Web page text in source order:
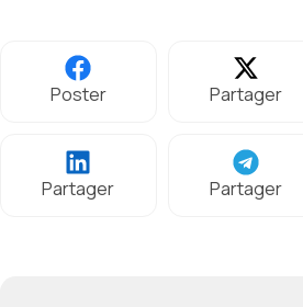
Poster Partager
Partager Partager